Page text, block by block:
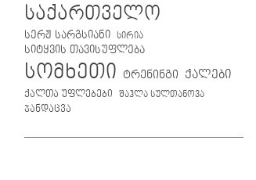
საქართველო
სერჟ სარგსიანი სირია
სიტყვის თავისუფლება
სომხეთი ტრენინგი ქალები
ქალთა უფლებები შაჰლა სულთანოვა
ჯანდაცვა